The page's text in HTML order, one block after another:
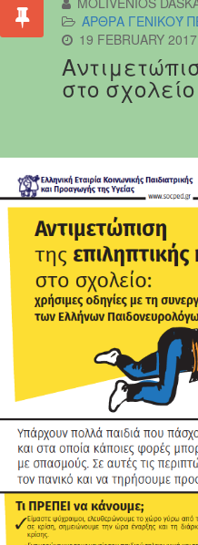
ΆΡΘΡΑ ΓΕΝΙΚΟΎ
19 FEBRUARY 2017
στο σχολείο